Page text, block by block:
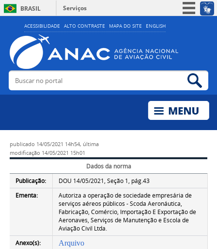
ACESSIBILIDADE ALTO CONTRASTE MAPA DO SITE ENGLISH
BRASIL
Serviços
Simplifique!
Acesso à informação
Legislação
Buscar no portal
publicado 14/05/2021 14h54, última
modificação 14/05/2021 15h01
Dados da norma
Publicação:
DOU 14/05/2021, Seção 1, pág.43
Ementa:
Autoriza a operação de sociedade empresária de
serviços aéreos públicos - Scoda Aeronáutica,
Fabricação, Comércio, Importação E Exportação de
Aeronaves, Serviços de Manutenção e Escola de
Aviação Civil Ltda.
Anexo(s):
Arquivo